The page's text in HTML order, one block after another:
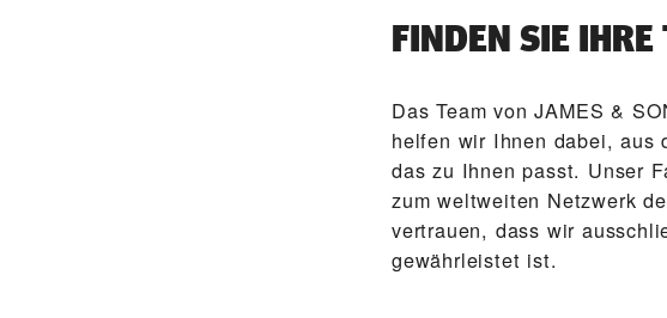
FINDEN SIE
Das Team von ‭JAMES &
helfen wir Ihnen dabei, aus
das zu Ihnen passt. Unser
zum weltweiten Netzwerk
vertrauen, dass wir
gewährleistet ist.